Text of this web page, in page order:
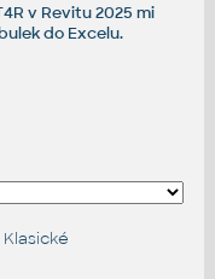
v Revitu 2025 mi
do Excelu.
Klasické